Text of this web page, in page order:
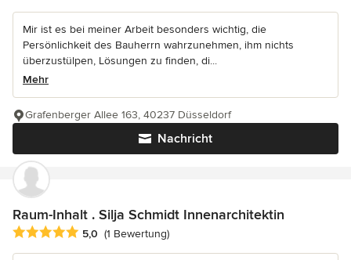
Mir ist es bei meiner Arbeit besonders wichtig, die
Persönlichkeit des Bauherrn wahrzunehmen, ihm nichts
überzustülpen, Lösungen zu finden, di...
Mehr
Nachricht
Grafenberger Allee 163, 40237 Düsseldorf
Raum-Inhalt . Silja Schmidt Innenarchitektin
Durchschnittliche Bewertung: 5 von 5 Sternen
5,0 (1 Bewertung)